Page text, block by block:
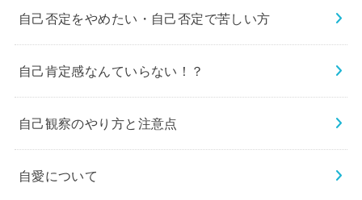
自己否定をやめたい・自己否定で苦しい方
自己肯定感なんていらない！？
自己観察のやり方と注意点
自愛について